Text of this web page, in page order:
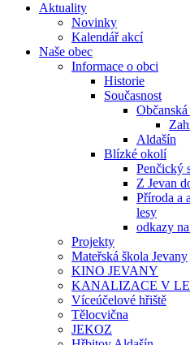
Aktuality
Novinky
Kalendář akcí
Naše obec
Informace o obci
Historie
Současnost
Aldašín
Blízké okolí
Penčický
Z Jevan
Příroda a
lesy
odkazy
Projekty
Mateřská škola Jevany
KINO JEVANY
KANALIZACE V
Víceúčelové hřiště
Tělocvična
JEKOZ